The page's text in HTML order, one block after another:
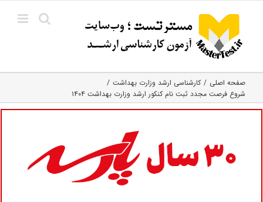
content
صفحه اصلی
کارشناسی ارشد وزارت بهداشت
شروع فرصت مجدد ثبت نام کنکور ارشد وزارت بهداشت ۱۴۰۴